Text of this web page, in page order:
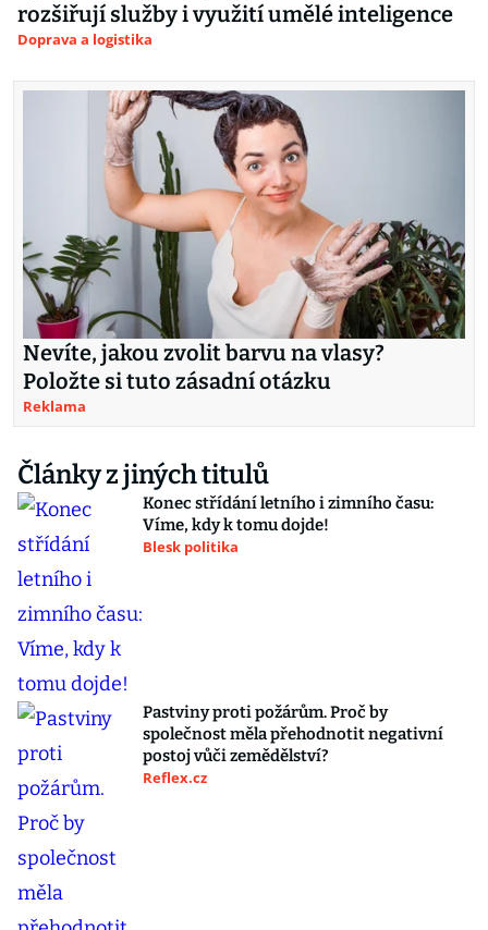
rozšiřují služby i využití umělé inteligence
Doprava a logistika
Nevíte, jakou zvolit barvu na vlasy?
Položte si tuto zásadní otázku
Reklama
Články z jiných titulů
Konec střídání letního i zimního času:
Víme, kdy k tomu dojde!
Blesk politika
Pastviny proti požárům. Proč by
společnost měla přehodnotit negativní
postoj vůči zemědělství?
Reflex.cz